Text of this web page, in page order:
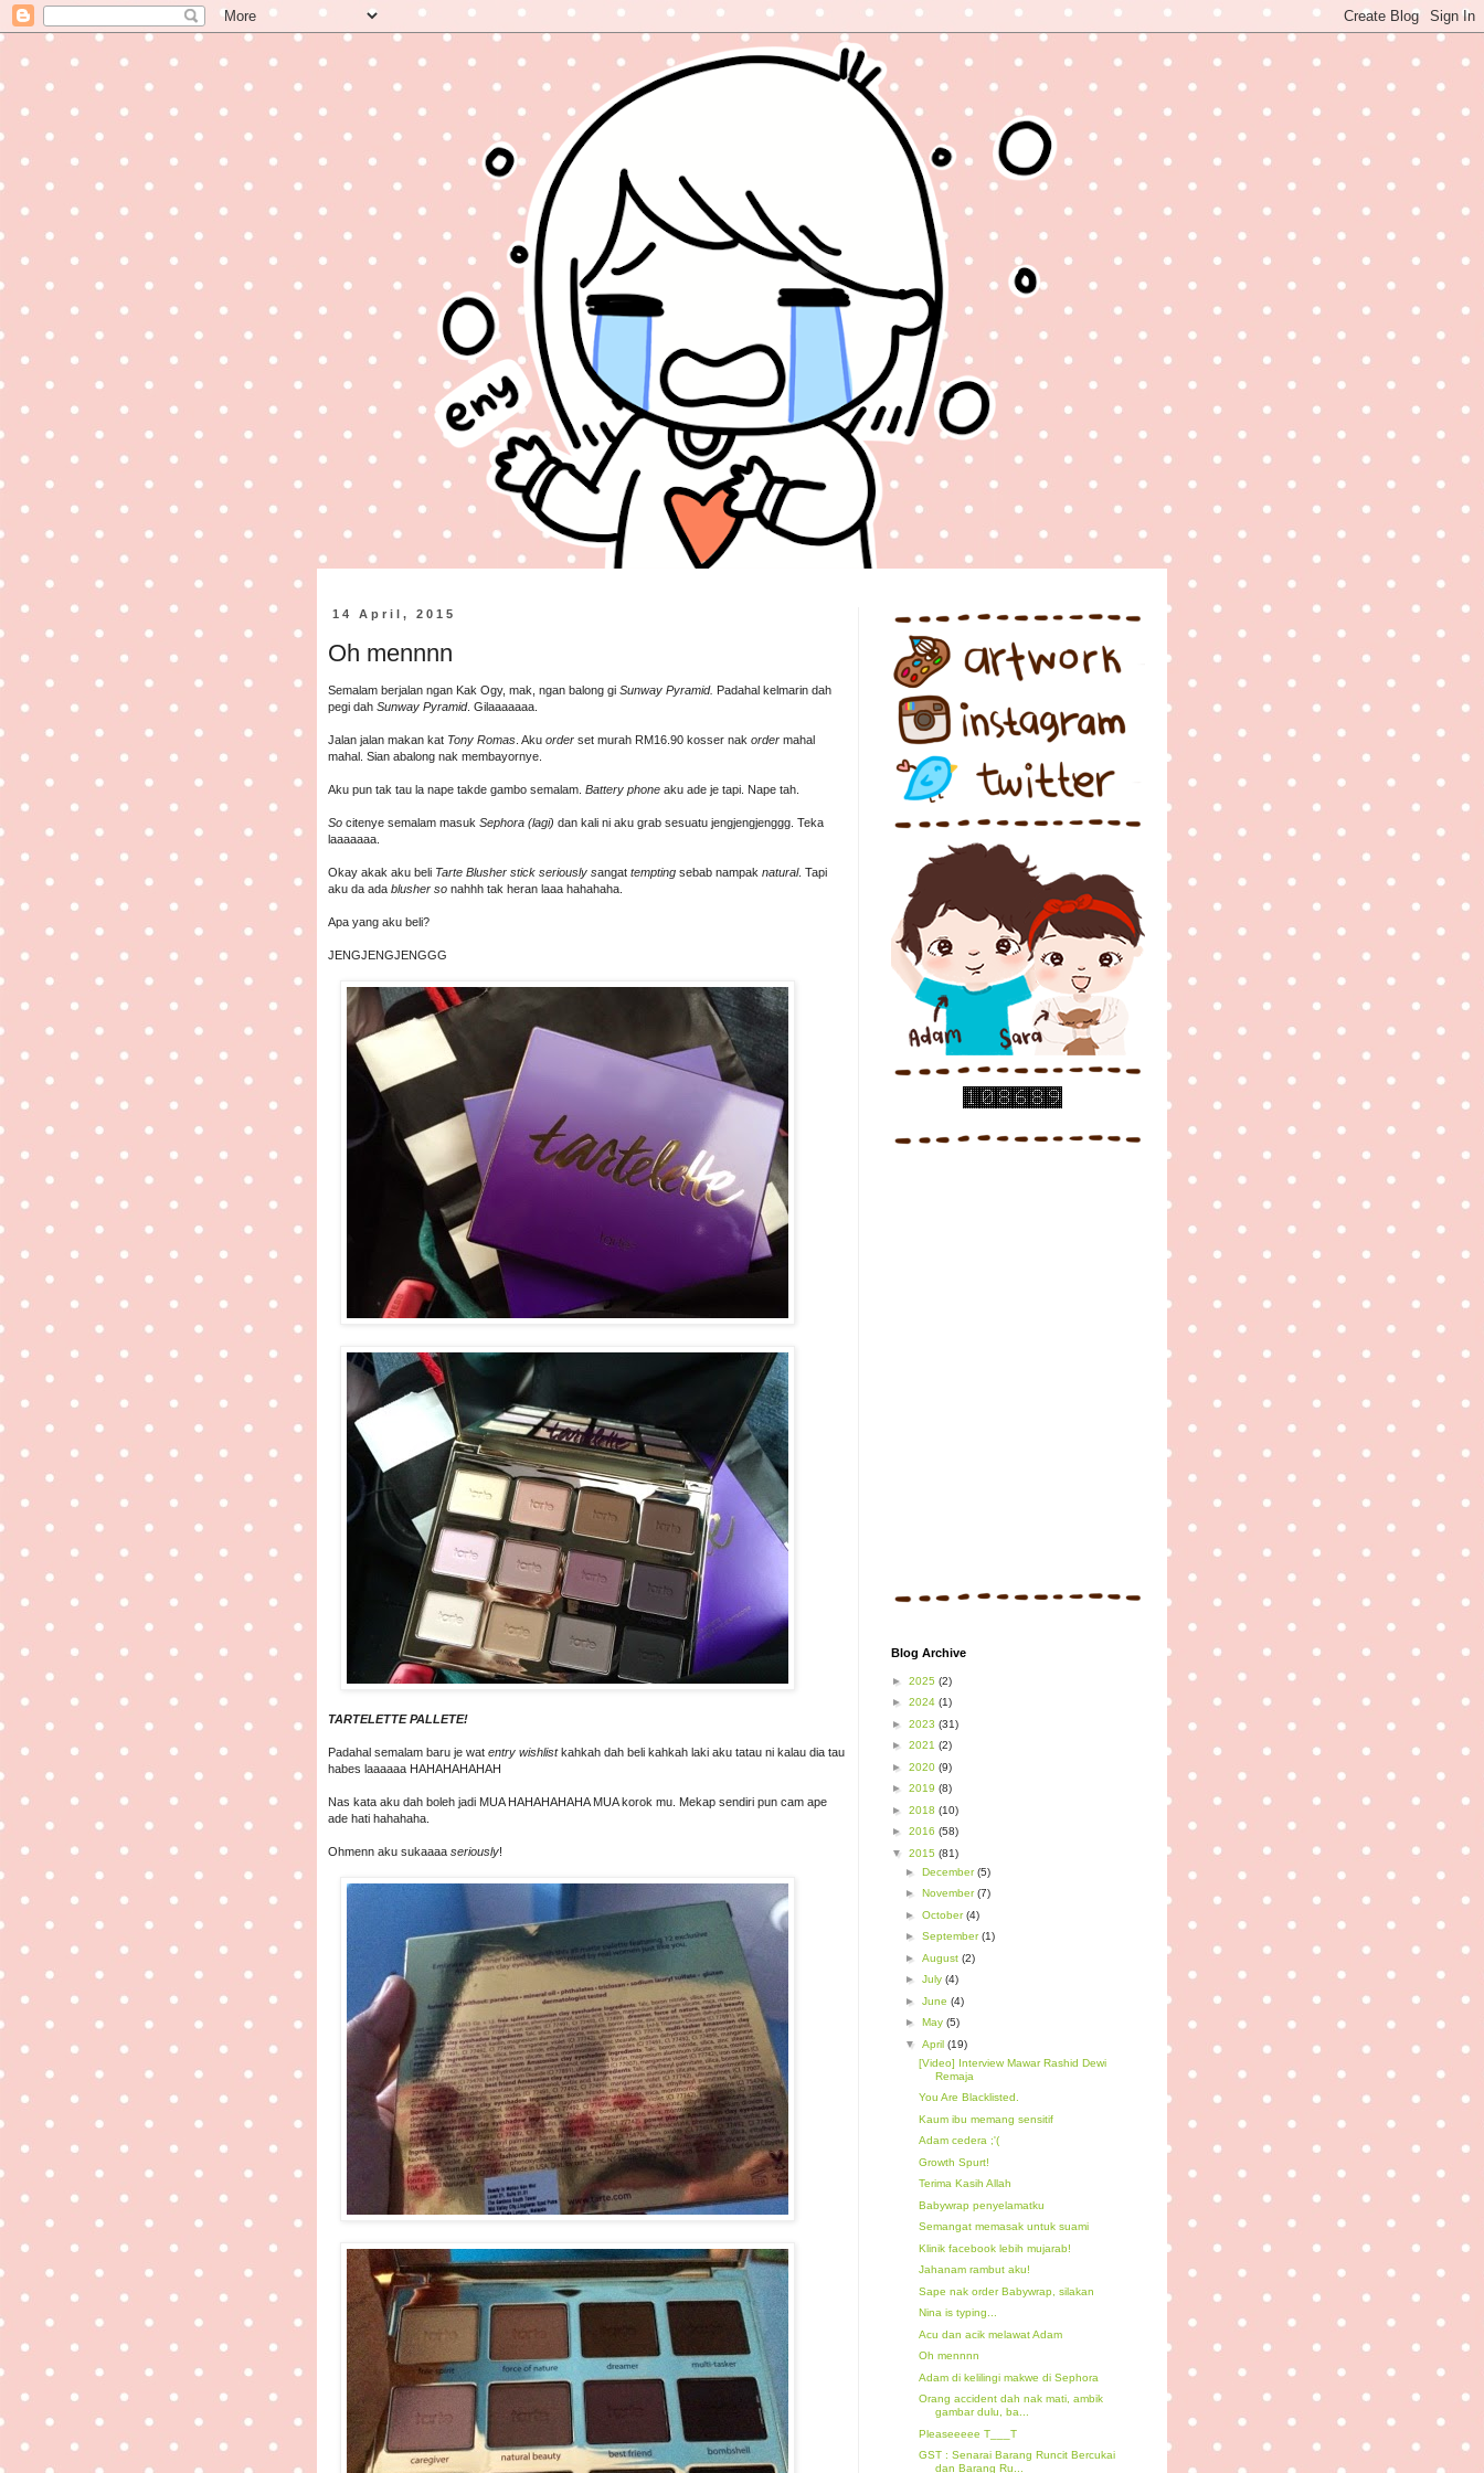
14 April, 2015
Oh mennnn
Semalam berjalan ngan Kak Ogy, mak, ngan balong gi Sunway Pyramid. Padahal kelmarin dah
pegi dah Sunway Pyramid. Gilaaaaaaa.
Jalan jalan makan kat Tony Romas . Aku order set murah RM16.90 kosser nak order mahal
mahal. Sian abalong nak membayornye.
Aku pun tak tau la nape takde gambo semalam. Battery phone aku ade je tapi. Nape tah.
So citenye semalam masuk Sephora (lagi) dan kali ni aku grab sesuatu jengjengjenggg. Teka
laaaaaaa.
Okay akak aku beli Tarte Blusher stick seriously sangat tempting sebab nampak natural. Tapi
aku da ada blusher so nahhh tak heran laaa hahahaha.
Apa yang aku beli?
JENGJENGJENGGG
TARTELETTE PALLETE!
Padahal semalam baru je wat entry wishlistkahkah dah beli kahkah laki aku tatau ni kalau dia tau
habes laaaaaa HAHAHAHAHAH
Nas kata aku dah boleh jadi MUA HAHAHAHAHA MUA korok mu. Mekap sendiri pun cam ape
ade hati hahahaha.
Ohmenn aku sukaaaa seriously!
Blog Archive
► 2025 (2)
► 2024 (1)
► 2023 (31)
► 2021 (2)
► 2020 (9)
► 2019 (8)
► 2018 (10)
► 2016 (58)
▼ 2015 (81)
► December(5)
► November(7)
► October(4)
► September(1)
► August (2)
► July (4)
► June (4)
► May (5)
▼ April (19)
[Video] Interview Mawar Rashid Dewi
Remaja
You Are Blacklisted.
Kaum ibu memang sensitif
Adam cedera ;'(
Growth Spurt!
Terima Kasih Allah
Babywrap penyelamatku
Semangat memasak untuk suami
Klinik facebook lebih mujarab!
Jahanam rambut aku!
Sape nak order Babywrap, silakan
Nina is typing...
Acu dan acik melawat Adam
Oh mennnn
Adam di kelilingi makwe di Sephora
Orang accident dah nak mati, ambik
gambar dulu, ba...
Pleaseeeee T___T
GST : Senarai Barang Runcit Bercukai
dan Barang Ru...